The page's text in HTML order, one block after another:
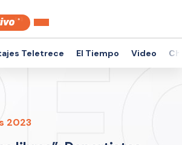
Teletrece El Tiempo Video
2023